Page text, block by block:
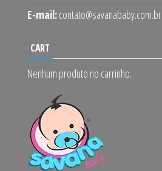
E-mail:contato@savanababy.com.br
CART
Nenhum produto no carrinho.